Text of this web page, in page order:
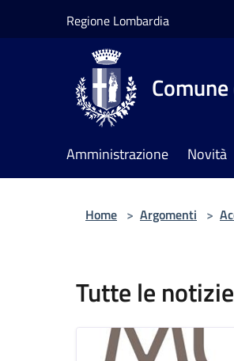
Regione Lombardia
Amministrazione Novità
Home > Argomenti >
Tutte le